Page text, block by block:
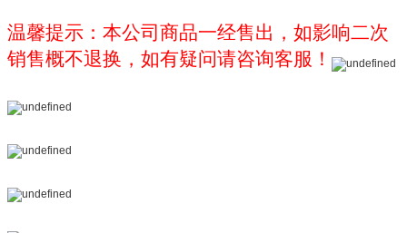
温馨提示：本公司商品一经售出，如影响二次
销售概不退换，如有疑问请咨询客服！